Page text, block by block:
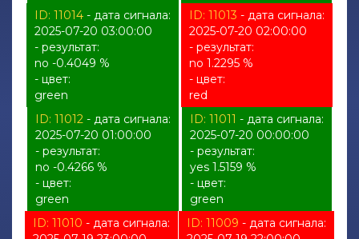
ID: 11014 - дата сигнала:
2025-07-20 03:00:00
- результат:
no -0.4049 %
- цвет:
green
ID: 11013 - дата сигнала:
2025-07-20 02:00:00
- результат:
no 1.2295 %
- цвет:
red
ID: 11012 - дата сигнала:
2025-07-20 01:00:00
- результат:
no -0.4266 %
- цвет:
green
ID: 11011 - дата сигнала:
2025-07-20 00:00:00
- результат:
yes 1.5159 %
- цвет:
green
ID: 11010 - дата сигнала:
ID: 11009 - дата сигнала: